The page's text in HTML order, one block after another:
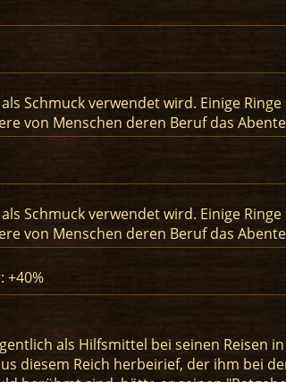
Schmuck verwendet wird. Einige
von Menschen deren Beruf das
Schmuck verwendet wird. Einige
von Menschen deren Beruf das
+40%
als Hilfsmittel bei seinen Reisen
diesem Reich herbeirief, der ihm bei